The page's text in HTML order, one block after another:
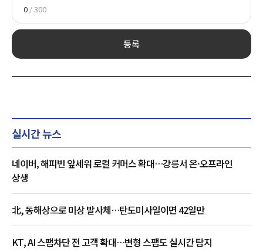
0 / 300
등록
실시간 뉴스
네이버, 해피빈 앞세워 로컬 커머스 확대…강릉서 온·오프라인
상생
北, 동해상으로 미상 발사체…탄도미사일이면 42일만
KT, AI 스팸차단 전 고객 확대…변형 스팸도 실시간 탐지